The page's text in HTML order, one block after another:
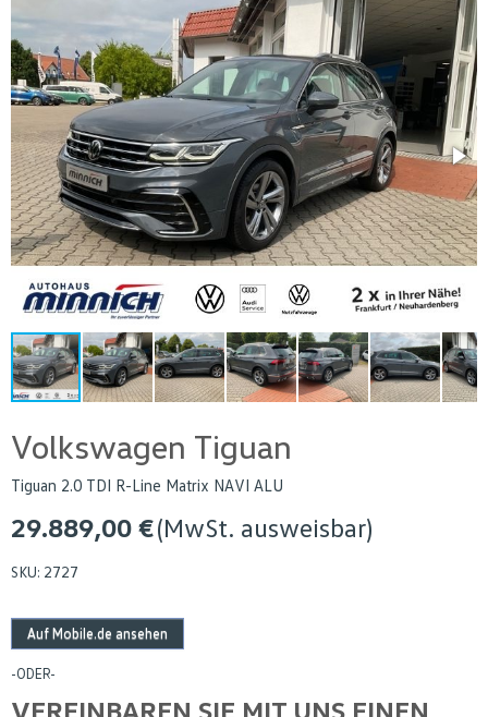
Volkswagen Tiguan
Tiguan 2.0 TDI R-Line Matrix NAVI ALU
29.889,00 €(MwSt. ausweisbar)
SKU: 2727
Auf Mobile.de ansehen
-ODER-
VEREINBAREN SIE MIT UNS EINEN